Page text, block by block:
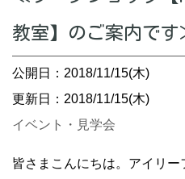
教室】のご案内で
公開日：2018/11/15(木)
更新日：2018/11/15(木)
イベント・見学会
皆さまこんにちは。アイリ